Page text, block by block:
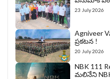
23 July 2026
Agniveer
ప్రకటన !
20 July 2026
NBK 111
మలినేని